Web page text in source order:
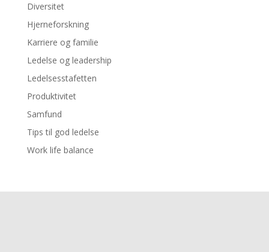
Diversitet
Hjerneforskning
Karriere og familie
Ledelse og leadership
Ledelsesstafetten
Produktivitet
Samfund
Tips til god ledelse
Work life balance